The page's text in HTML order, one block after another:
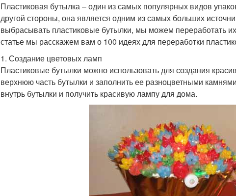
Пластиковая бутылка – один из самых популярных видов
другой стороны, она является одним из самых больших
выбрасывать пластиковые бутылки, мы можем переработать
статье мы расскажем вам о 100 идеях для переработки
1. Создание цветовых ламп
Пластиковые бутылки можно использовать для создания
верхнюю часть бутылки и заполнить ее разноцветными
внутрь бутылки и получить красивую лампу для дома.